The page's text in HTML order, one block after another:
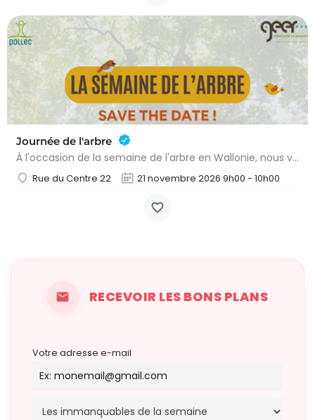
Journée de l'arbre
À l'occasion de la semaine de l'arbre en Wallonie, nous vous proposons l'annuelle distribution gratuite des…
Rue du Centre 22 21 novembre 2026 9h00 - 10h00
RECEVOIR LES BONS PLANS
Votre adresse e-mail